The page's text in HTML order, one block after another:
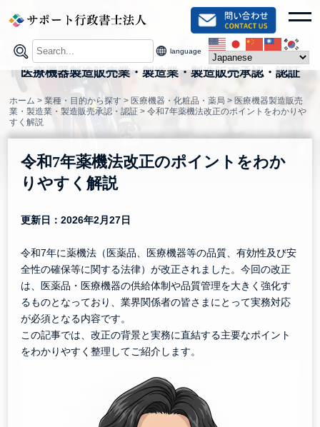
content
language
医療機器製造販売業・製造業・製造販売承認・認証
ホーム >業種・目的から探す > 医療機器・化粧品・薬局 > 医療機器製造販売
業・製造業・製造販売承認・認証 >令和7年薬機法改正のポイントをわかりや
すく解説
令和7年薬機法改正のポイントをわか
りやすく解説
更新日：2026年2月27日
令和7年に薬機法（医薬品、医療機器等の品質、有効性及び安
全性の確保等に関する法律）が改正されました。今回の改正
は、医薬品・医療機器の供給体制や品質管理を大きく強化す
るものとなっており、業界関係者の皆さまにとって実務対応
が必須となる内容です。
この記事では、改正の背景と実務に直結する主要なポイント
をわかりやすく整理してご紹介します。